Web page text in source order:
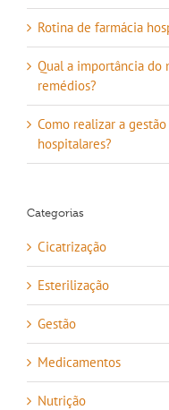
Rotina de farmácia
Qual a importância do
remédios?
Como realizar a
hospitalares?
Categorias
Cicatrização
Esterilização
Gestão
Medicamentos
Nutrição